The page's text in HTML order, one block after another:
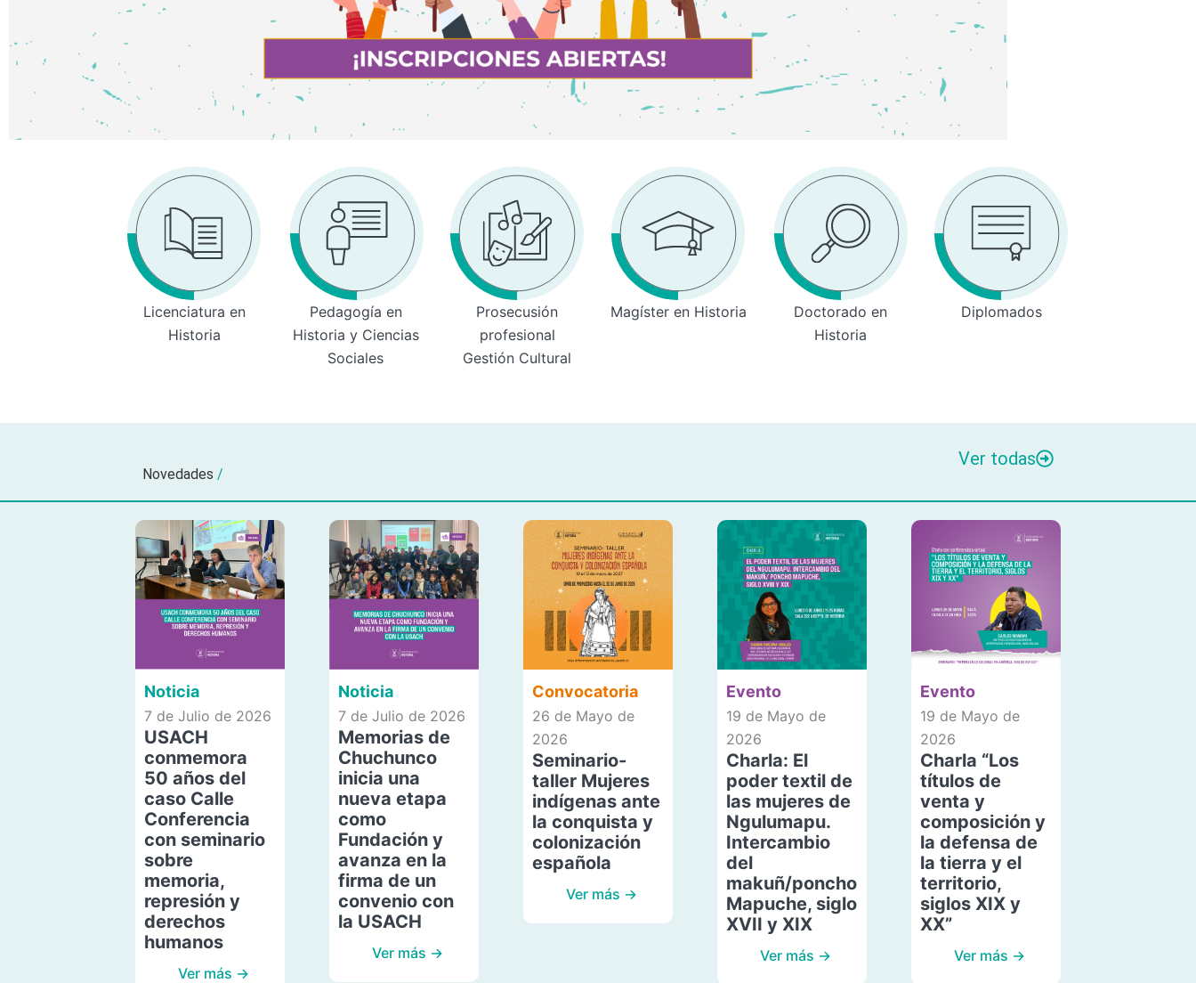
Licenciatura en
Historia
Pedagogía en
Historia y Ciencias
Sociales
Prosecusión
profesional
Gestión Cultural
Magíster en Historia
Doctorado en
Historia
Diplomados
Novedades /
Ver todas
Noticia
7 de Julio de 2026
USACH
conmemora
50 años del
caso Calle
Conferencia
con seminario
sobre
memoria,
represión y
derechos
humanos
Ver más →
Noticia
7 de Julio de 2026
Memorias de
Chuchunco
inicia una
nueva etapa
como
Fundación y
avanza en la
firma de un
convenio con
la USACH
Ver más →
Convocatoria
26 de Mayo de
2026
Seminario-
taller Mujeres
indígenas ante
la conquista y
colonización
española
Ver más →
Evento
19 de Mayo de
2026
Charla: El
poder textil de
las mujeres de
Ngulumapu.
Intercambio
del
makuñ/poncho
Mapuche, siglo
XVII y XIX
Ver más →
Evento
19 de Mayo de
2026
Charla “Los
títulos de
venta y
composición y
la defensa de
la tierra y el
territorio,
siglos XIX y
XX”
Ver más →